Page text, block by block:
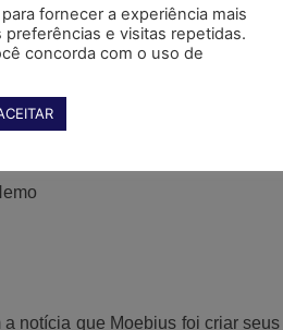
notícia que Moebius foi criar